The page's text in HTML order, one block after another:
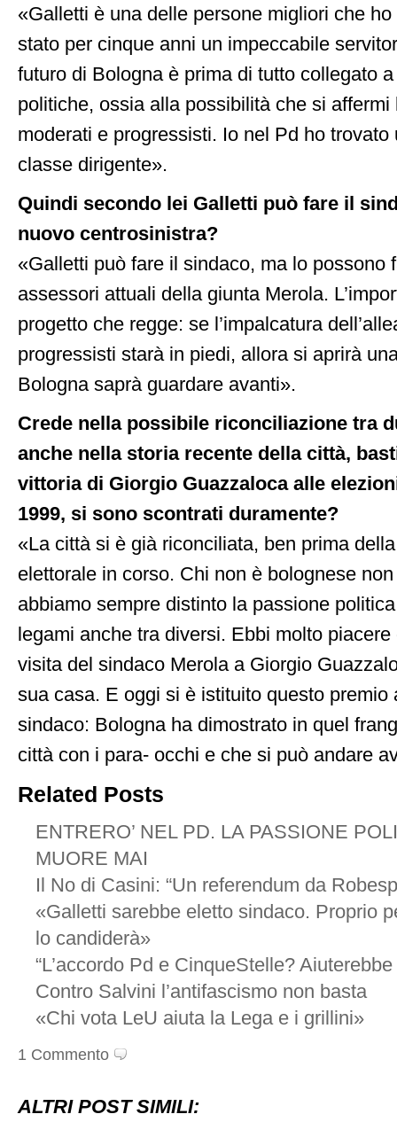
«Galletti è una delle persone migliori che
stato per cinque anni un impeccabile
futuro di Bologna è prima di tutto collegato
politiche, ossia alla possibilità che si affermi
moderati e progressisti. Io nel Pd ho trovato
classe dirigente».
Quindi secondo lei Galletti può fare il
nuovo centrosinistra?
«Galletti può fare il sindaco, ma lo possono
assessori attuali della giunta Merola.
progetto che regge: se l’impalcatura
progressisti starà in piedi, allora si aprirà
Bologna saprà guardare avanti».
Crede nella possibile riconciliazione tra
anche nella storia recente della città,
vittoria di Giorgio Guazzaloca alle
1999, si sono scontrati duramente?
«La città si è già riconciliata, ben prima
elettorale in corso. Chi non è bolognese
abbiamo sempre distinto la passione
legami anche tra diversi. Ebbi molto
visita del sindaco Merola a Giorgio
sua casa. E oggi si è istituito questo premio
sindaco: Bologna ha dimostrato in quel
città con i para- occhi e che si può andare
Related Posts
ENTRERO’ NEL PD. LA PASSIONE
MUORE MAI
Il No di Casini: “Un referendum da
«Galletti sarebbe eletto sindaco. Proprio
lo candiderà»
“L’accordo Pd e CinqueStelle?
Contro Salvini l’antifascismo non basta
«Chi vota LeU aiuta la Lega e i grillini»
1 Commento
ALTRI POST SIMILI: